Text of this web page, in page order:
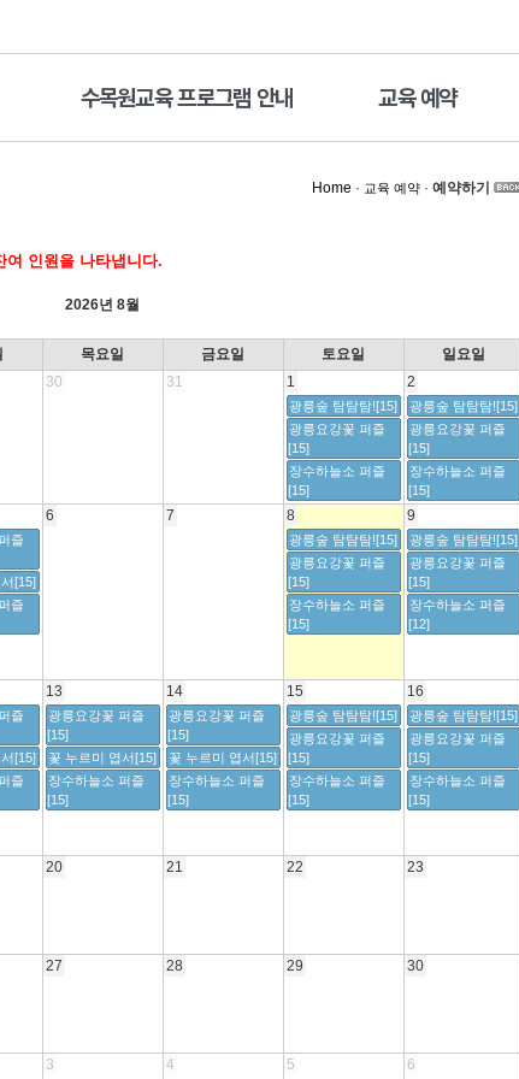
수목원교육 프로그램 안내 교육 예약
Home · 교육 예약· 예약하기
인원을 나타냅니다.
2026년 8월
목요일 금요일 토요일
일요일
30 31 1 2
6 7 8 9
13 14 15 16
20 21 22 23
27 28 29 30
3 4 5 6
광릉숲 탐탐탐![15]
광릉숲 탐탐탐![15]
광릉요강꽃 퍼즐
[15]
광릉요강꽃 퍼즐
[15]
장수하늘소 퍼즐
[15]
장수하늘소 퍼즐
[15]
즐
광릉숲 탐탐탐![15] 광릉숲 탐탐탐![15]
[15]
광릉요강꽃 퍼즐
[15]
광릉요강꽃 퍼즐
[15]
즐
장수하늘소 퍼즐
[15]
장수하늘소 퍼즐
[12]
즐
광릉요강꽃 퍼즐
[15]
광릉요강꽃 퍼즐
[15]
광릉숲 탐탐탐![15] 광릉숲 탐탐탐![15]
[15] 꽃 누르미 엽서[15] 꽃 누르미 엽서[15]
광릉요강꽃 퍼즐
[15]
광릉요강꽃 퍼즐
[15]
즐
장수하늘소 퍼즐
[15]
장수하늘소 퍼즐
[15]
장수하늘소 퍼즐
[15]
장수하늘소 퍼즐
[15]